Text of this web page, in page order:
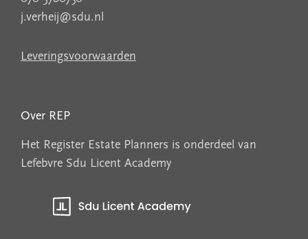
j.verheij@sdu.nl
Leveringsvoorwaarden
Over REP
Het Register Estate Planners is onderdeel van
Lefebvre Sdu Licent Academy